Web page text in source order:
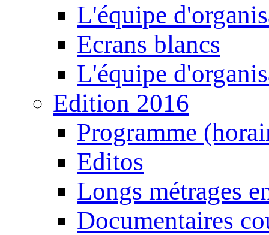
L'équipe
Ecrans blancs
L'équipe
Edition 2016
Programme
Editos
Longs métrages
Documentaires